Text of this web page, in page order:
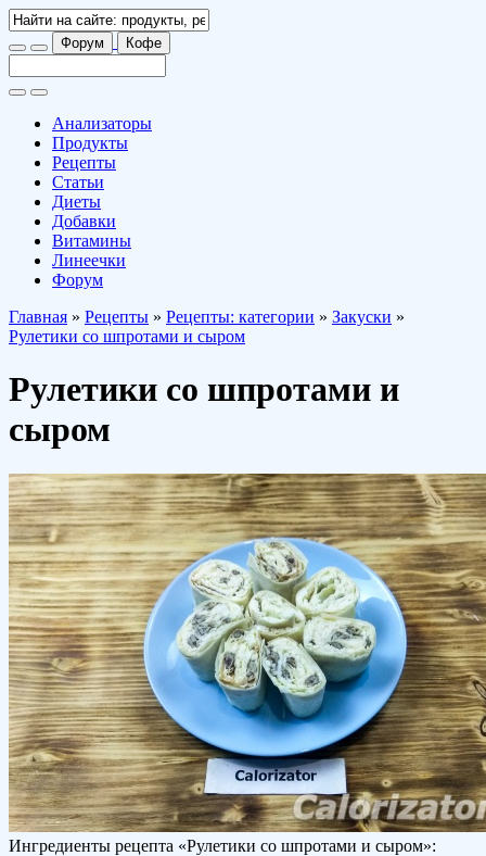
Форум Кофе
Анализаторы
Продукты
Рецепты
Статьи
Диеты
Добавки
Витамины
Линеечки
Форум
Главная » Рецепты » Рецепты: категории » Закуски »
Рулетики со шпротами и сыром
Рулетики со шпротами и
сыром
Ингредиенты рецепта «Рулетики со шпротами и сыром»: